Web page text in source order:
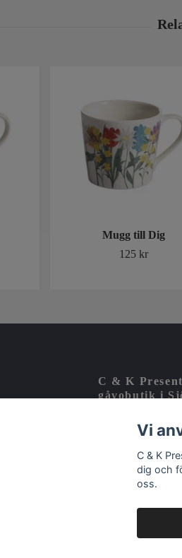
Mugg till Dig
125 kr
C & K
gåvobutik i
noggrant
Vi
C & K
dig och
oss.